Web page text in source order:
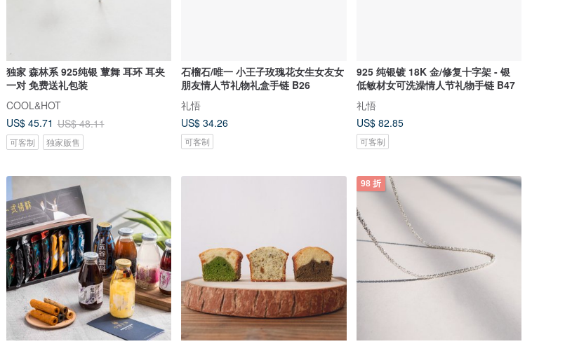
独家 森林系 925纯银 蕈舞 耳环 耳夹
一对 免费送礼包装
COOL&HOT
US$ 45.71 US$ 48.11
可客制 独家贩售
石榴石/唯一 小王子玫瑰花女生女友女
朋友情人节礼物礼盒手链 B26
礼悟
US$ 34.26
可客制
925 纯银镀 18K 金/修复十字架 - 银
低敏材女可洗澡情人节礼物手链 B47
礼悟
US$ 82.85
可客制
98 折